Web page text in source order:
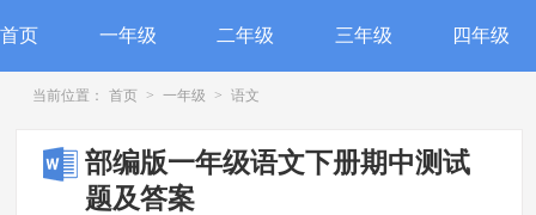
首页 一年级 二年级 三年级 四年级
当前位置： 首页 > 一年级 > 语文
部编版一年级语文下册期中测试
题及答案